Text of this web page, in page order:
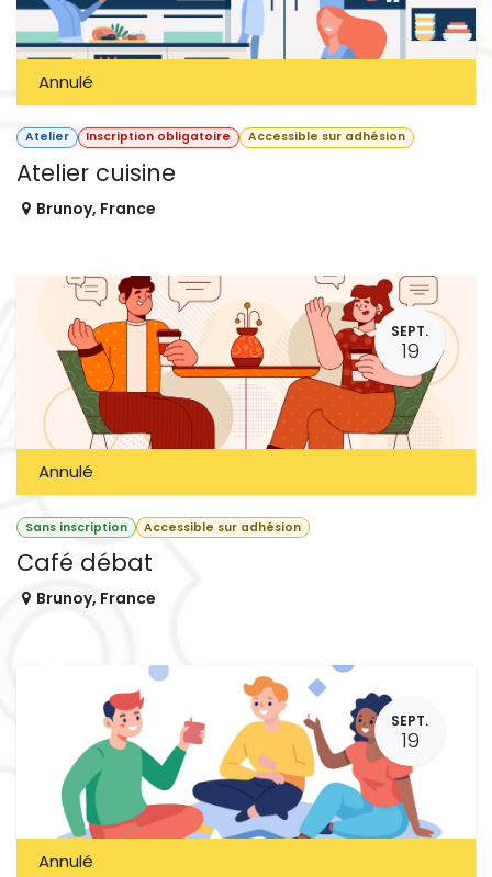
Annulé
Atelier Inscription obligatoire Accessible sur adhésion
Atelier cuisine
Brunoy, France
SEPT.
19
Annulé
Sans inscription Accessible sur adhésion
Café débat
Brunoy, France
SEPT.
19
Annulé